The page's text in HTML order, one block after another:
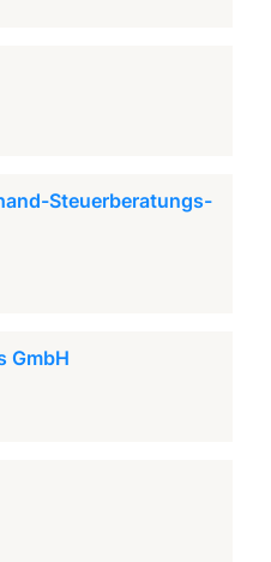
Steuerberatungs-
GmbH